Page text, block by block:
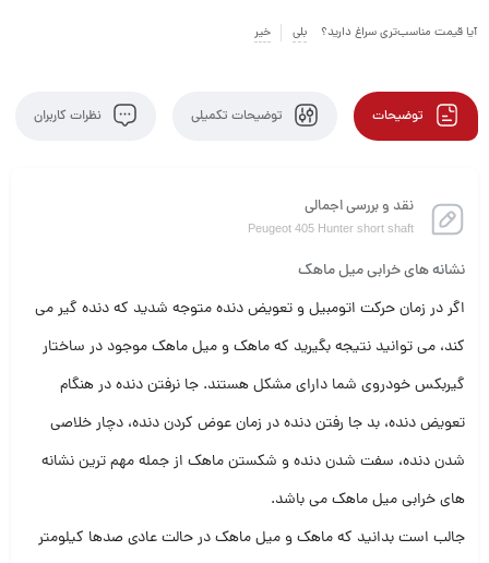
آیا قیمت مناسب‌تری سراغ دارید؟ بلی خیر
توضیحات توضیحات تکمیلی نظرات کاربران
نقد و بررسی اجمالی
Peugeot 405 Hunter short shaft
نشانه های خرابی میل ماهک
اگر در زمان حرکت اتومبیل و تعویض دنده متوجه شدید که دنده گیر می
کند، می توانید نتیجه بگیرید که ماهک و میل ماهک موجود در ساختار
گیربکس خودروی شما دارای مشکل هستند. جا نرفتن دنده در هنگام
تعویض دنده، بد جا رفتن دنده در زمان عوض کردن دنده، دچار خلاصی
شدن دنده، سفت شدن دنده و شکستن ماهک از جمله مهم ترین نشانه
های خرابی میل ماهک می باشد.
جالب است بدانید که ماهک و میل ماهک در حالت عادی صدها کیلومتر